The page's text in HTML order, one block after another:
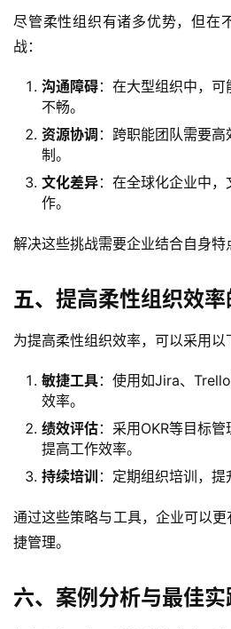
尽管柔性组织有诸多优势，但在
战：
沟通障碍：在大型组织中，
不畅。
资源协调 ：跨职能团队需要
制。
文化差异：在全球化企业中
作。
解决这些挑战需要企业结合自身特
五、提高柔性组织效
为提高柔性组织效率，可以采用以
敏捷工具：使用如Jira、
效率。
绩效评估：采用OKR等目标管
提高工作效率。
持续培训 ：定期组织培训，提
通过这些策略与工具，企业可以
捷管理。
六、案例分析与最佳实